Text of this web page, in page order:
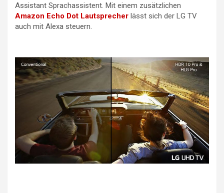
Assistant Sprachassistent. Mit einem zusätzlichen
Amazon Echo Dot Lautsprecher lässt sich der LG TV
auch mit Alexa steuern.